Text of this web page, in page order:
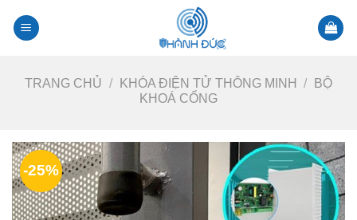
TRANG CHỦ / KHÓA ĐIỆN TỬ THÔNG MINH /
BỘ
KHOÁ CỔNG
-25%